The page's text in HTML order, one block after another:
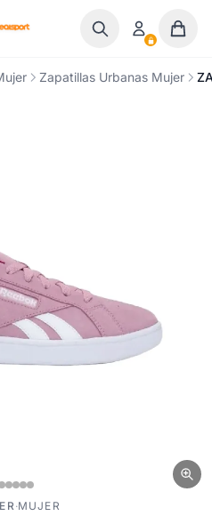
Zapatillas Urbanas Mujer
·MUJER